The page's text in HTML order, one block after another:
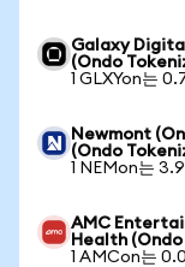
Galaxy
(Ondo
1 GLXYon는
Newmont
(Ondo
1 NEMon는
AMC
Health
1 AMCon는